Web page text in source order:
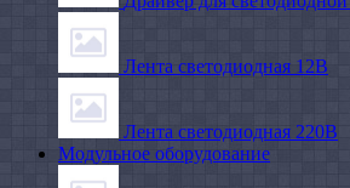
Лента светодиодная 12В
Лента светодиодная 220В
Модульное оборудование